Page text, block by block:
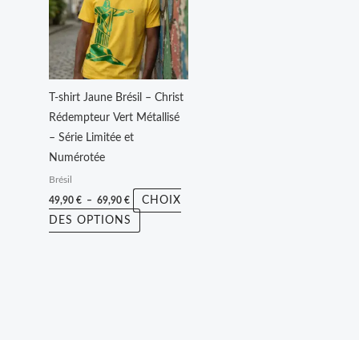
T-shirt Jaune Brésil – Christ
Rédempteur Vert Métallisé
– Série Limitée et
Numérotée
Brésil
49,90€ – 69,90€
69,90 €
CHOIX
DES OPTIONS
plusieurs
variations.
Les
options
page
du
produit